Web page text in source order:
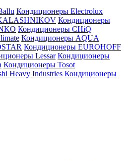
Кондиционеры Electrolux
Кондиционеры
Кондиционеры CHiQ
Кондиционеры AQUA
Кондиционеры EUROHOFF
Lessar Кондиционеры
Кондиционеры Tosot
Heavy Industries Кондиционеры